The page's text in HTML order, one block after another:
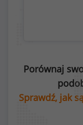
Porównaj
Sprawdź, jak